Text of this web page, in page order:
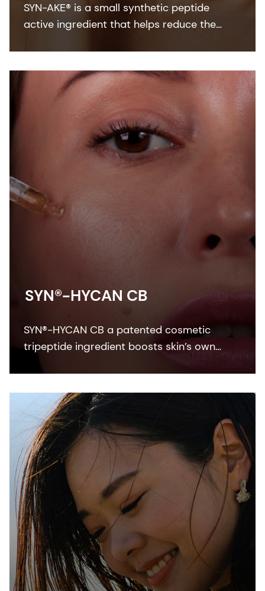
SYN-AKE® is a small synthetic peptide
active ingredient that helps reduce the
reversible.
SYN®-HYCAN CB
SYN®-HYCAN CB a patented cosmetic
tripeptide ingredient boosts skin’s own
renewal of hyaluronic acid, resulting in a
moisturized skin.